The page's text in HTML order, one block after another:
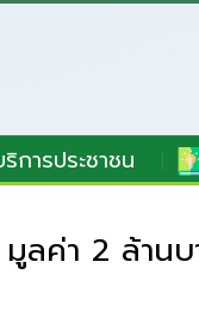
การประชาชน
ลค่า 2 ล้านบ